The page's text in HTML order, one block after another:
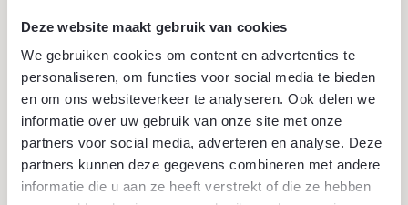
Deze website maakt gebruik van cookies
We gebruiken cookies om content en advertenties te
personaliseren, om functies voor social media te bieden
en om ons websiteverkeer te analyseren. Ook delen we
informatie over uw gebruik van onze site met onze
partners voor social media, adverteren en analyse. Deze
partners kunnen deze gegevens combineren met andere
informatie die u aan ze heeft verstrekt of die ze hebben
25 juni 2026
Bomen tegen hittestress
Bomen zijn een natuurlijke oplossing voor hittestress.
Ze bieden schaduw, houden vocht in de lucht en
kunnen de omgevingstemperatuur verlagen, vooral in
Lees verder